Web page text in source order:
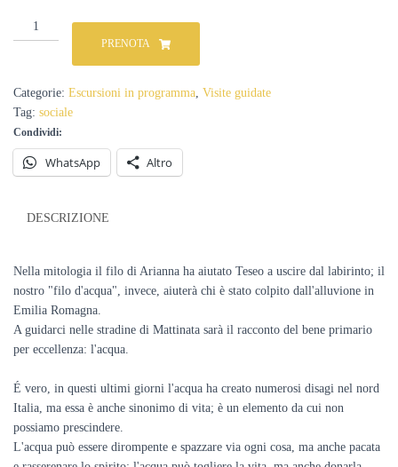
Visita
guidata
per
gli
alluvionati:
Seguendo
filo
PRENOTA
Categorie: Escursioni in programma, Visite guidate
Tag: sociale
Condividi:
WhatsApp Altro
DESCRIZIONE
Nella mitologia il filo di Arianna ha aiutato Teseo a uscire dal labirinto; il
nostro "filo d'acqua", invece, aiuterà chi è stato colpito dall'alluvione in
Emilia Romagna.
A guidarci nelle stradine di Mattinata sarà il racconto del bene primario
per eccellenza: l'acqua.
É vero, in questi ultimi giorni l'acqua ha creato numerosi disagi nel nord
Italia, ma essa è anche sinonimo di vita; è un elemento da cui non
possiamo prescindere.
L'acqua può essere dirompente e spazzare via ogni cosa, ma anche pacata